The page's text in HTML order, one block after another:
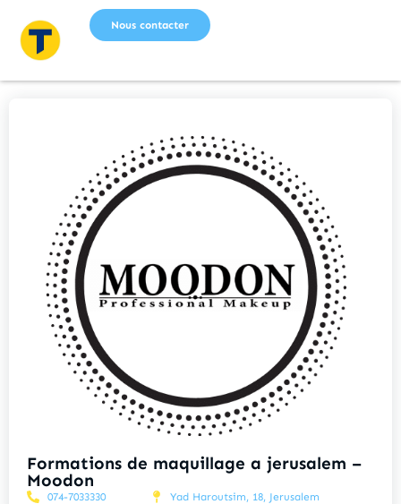
Nous contacter
Formations de maquillage a jerusalem –
Moodon
074-7033330 Yad Haroutsim, 18, Jerusalem